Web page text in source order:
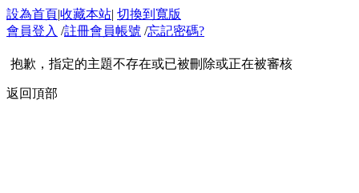
設為首頁|收藏本站| 切換到寬版
會員登入 /註冊會員帳號 /忘記密碼?
抱歉，指定的主題不存在或已被刪除或正在被審核
返回頂部